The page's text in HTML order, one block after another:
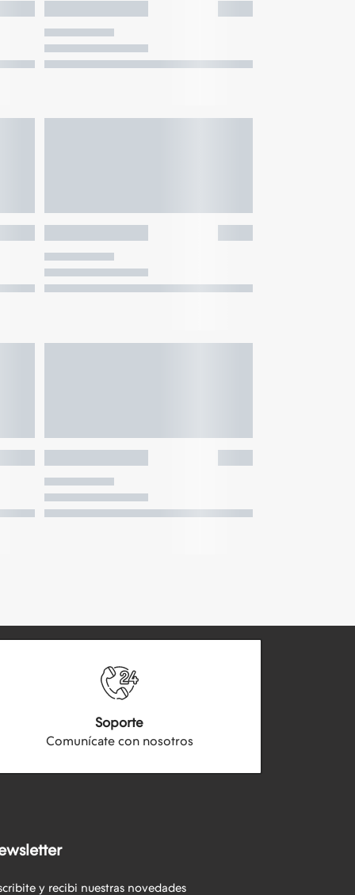
Soporte
Comunícate con nosotros
y recibi nuestras novedades